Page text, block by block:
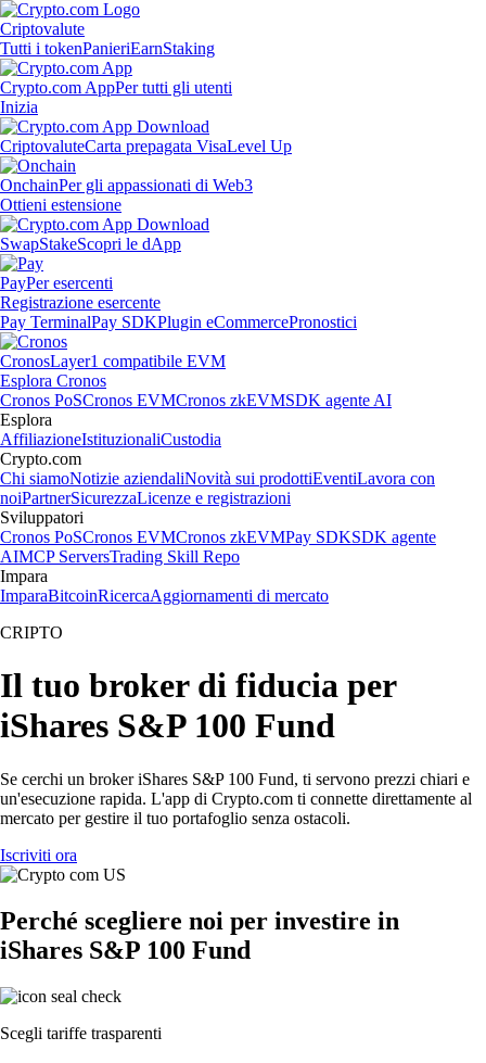
Criptovalute
Tutti i tokenPanieriEarnStaking
Crypto.com AppPer tutti gli utenti
Inizia
CriptovaluteCarta prepagata VisaLevel Up
OnchainPer gli appassionati di Web3
Ottieni estensione
SwapStakeScopri le dApp
PayPer esercenti
Registrazione esercente
Pay TerminalPay SDKPlugin eCommercePronostici
CronosLayer1 compatibile EVM
Esplora Cronos
Cronos PoSCronos EVMCronos zkEVMSDK agente AI
Esplora
AffiliazioneIstituzionaliCustodia
Crypto.com
Chi siamoNotizie aziendaliNovità sui prodottiEventiLavora con
noiPartnerSicurezzaLicenze e registrazioni
Sviluppatori
Cronos PoSCronos EVMCronos zkEVMPay SDKSDK agente
AIMCP ServersTrading Skill Repo
Impara
ImparaBitcoinRicercaAggiornamenti di mercato
CRIPTO
Il tuo broker di fiducia per
iShares S&P 100 Fund
Se cerchi un broker iShares S&P 100 Fund, ti servono prezzi chiari e
un'esecuzione rapida. L'app di Crypto.com ti connette direttamente al
mercato per gestire il tuo portafoglio senza ostacoli.
Iscriviti ora
Perché scegliere noi per investire in
iShares S&P 100 Fund
Scegli tariffe trasparenti